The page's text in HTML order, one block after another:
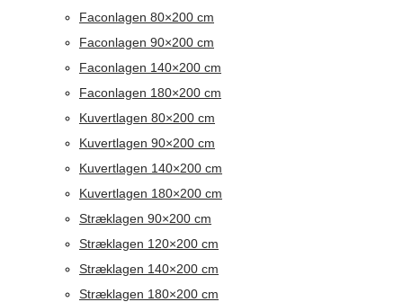
Faconlagen 80×200 cm
Faconlagen 90×200 cm
Faconlagen 140×200 cm
Faconlagen 180×200 cm
Kuvertlagen 80×200 cm
Kuvertlagen 90×200 cm
Kuvertlagen 140×200 cm
Kuvertlagen 180×200 cm
Stræklagen 90×200 cm
Stræklagen 120×200 cm
Stræklagen 140×200 cm
Stræklagen 180×200 cm